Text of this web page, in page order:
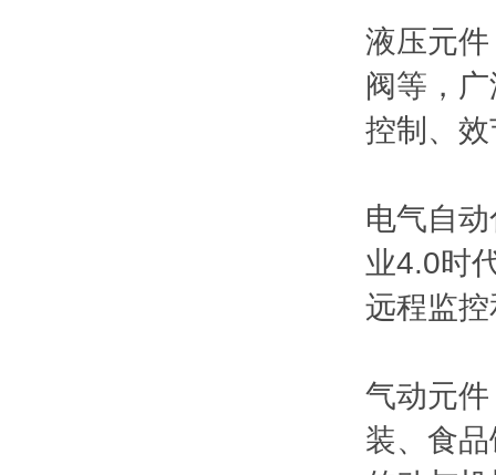
液压元
阀等，
控制、
电气自
业4.0时
远程监
气动元
装、食